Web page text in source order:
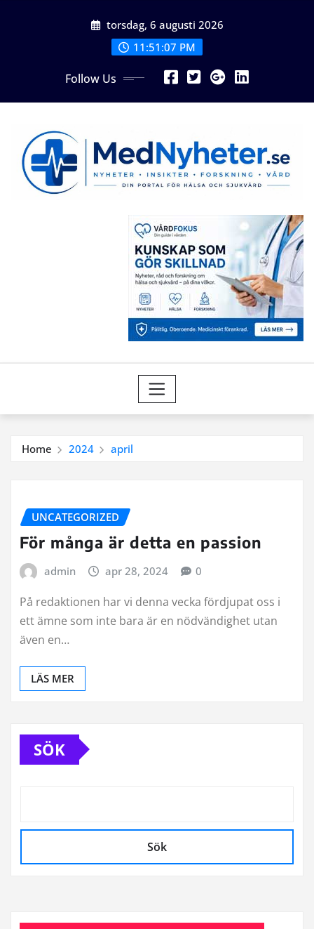
torsdag, 6 augusti 2026
11:51:07 PM
Follow Us
Home 2024 april
UNCATEGORIZED
För många är detta en passion
admin apr 28, 2024 0
På redaktionen har vi denna vecka fördjupat oss i
ett ämne som inte bara är en nödvändighet utan
även en…
LÄS MER
SÖK
Sök